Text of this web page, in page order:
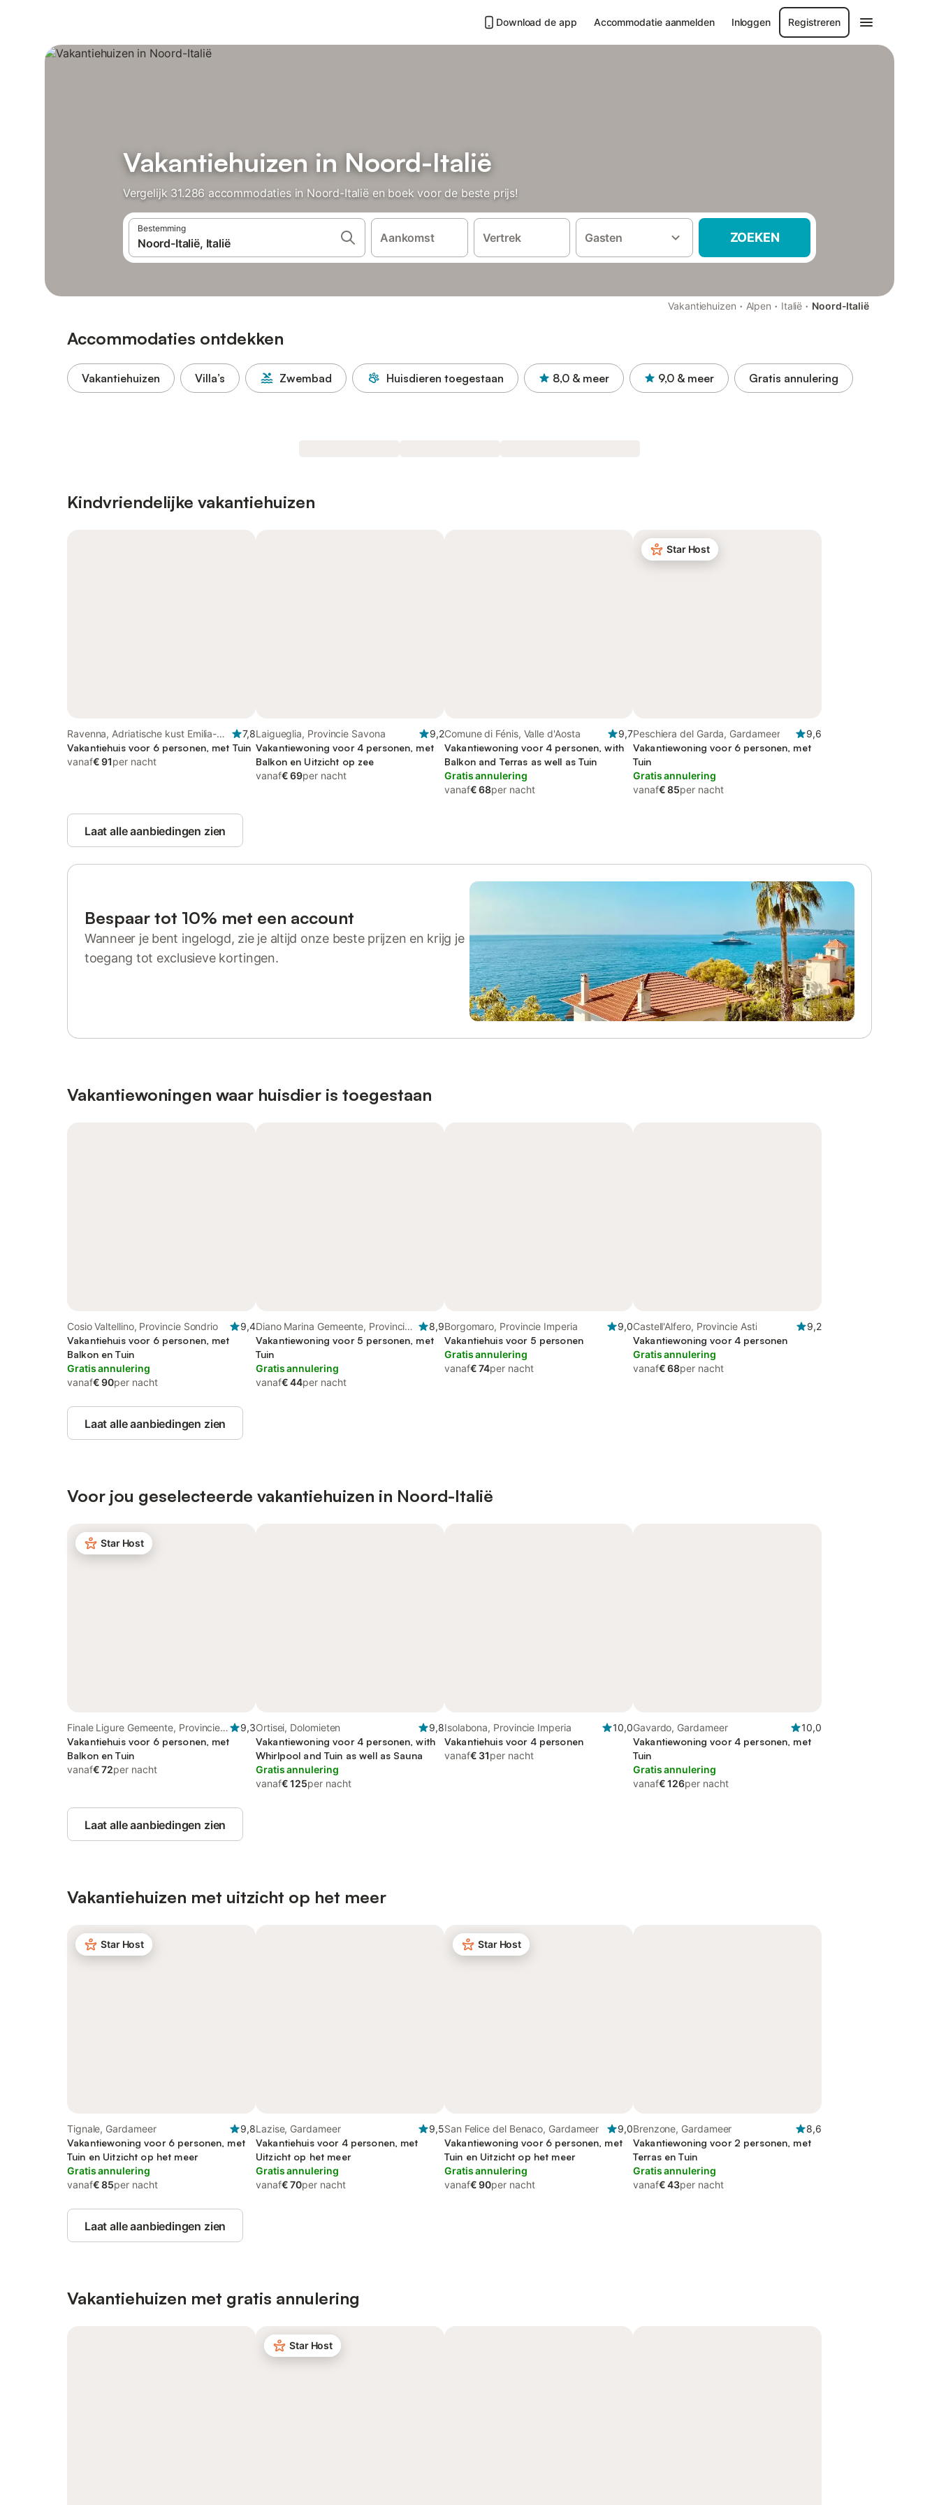
Download de app Accommodatie aanmelden Inloggen Registreren
Vakantiehuizen in Noord-Italië
Vergelijk 31.286 accommodaties in Noord-Italië en boek voor de beste prijs!
Bestemming
Aankomst Vertrek Gasten ZOEKEN
Vakantiehuizen · Alpen · Italië · Noord-Italië
Accommodaties ontdekken
Vakantiehuizen Villa’s Zwembad Huisdieren toegestaan 8,0 & meer 9,0 & meer Gratis annulering
Kindvriendelijke vakantiehuizen
Ravenna, Adriatische kust Emilia-
Romagna
7,8
Vakantiehuis voor 6 personen, met Tuin
vanaf€ 91per nacht
Laigueglia, Provincie Savona
9,2
Vakantiewoning voor 4 personen, met
Balkon en Uitzicht op zee
vanaf€ 69per nacht
Comune di Fénis, Valle d'Aosta
9,7
Vakantiewoning voor 4 personen, with
Balkon and Terras as well as Tuin
Gratis annulering
vanaf€ 68per nacht
Star Host
Peschiera del Garda, Gardameer
9,6
Vakantiewoning voor 6 personen, met
Tuin
Gratis annulering
vanaf€ 85per nacht
Laat alle aanbiedingen zien
Bespaar tot 10% met een account
Wanneer je bent ingelogd, zie je altijd onze beste prijzen en krijg je
toegang tot exclusieve kortingen.
Vakantiewoningen waar huisdier is toegestaan
Cosio Valtellino, Provincie Sondrio
9,4
Vakantiehuis voor 6 personen, met
Balkon en Tuin
Gratis annulering
vanaf€ 90per nacht
Diano Marina Gemeente, Provincie
Imperia
8,9
Vakantiewoning voor 5 personen, met
Tuin
Gratis annulering
vanaf€ 44per nacht
Borgomaro, Provincie Imperia
9,0
Vakantiehuis voor 5 personen
Gratis annulering
vanaf€ 74per nacht
Castell'Alfero, Provincie Asti
9,2
Vakantiewoning voor 4 personen
Gratis annulering
vanaf€ 68per nacht
Laat alle aanbiedingen zien
Voor jou geselecteerde vakantiehuizen in Noord-Italië
Star Host
Finale Ligure Gemeente, Provincie
Savona
9,3
Vakantiehuis voor 6 personen, met
Balkon en Tuin
vanaf€ 72per nacht
Ortisei, Dolomieten
9,8
Vakantiewoning voor 4 personen, with
Whirlpool and Tuin as well as Sauna
Gratis annulering
vanaf€ 125per nacht
Isolabona, Provincie Imperia
10,0
Vakantiehuis voor 4 personen
vanaf€ 31per nacht
Gavardo, Gardameer
10,0
Vakantiewoning voor 4 personen, met
Tuin
Gratis annulering
vanaf€ 126per nacht
Laat alle aanbiedingen zien
Vakantiehuizen met uitzicht op het meer
Star Host
Tignale, Gardameer
9,8
Vakantiewoning voor 6 personen, met
Tuin en Uitzicht op het meer
Gratis annulering
vanaf€ 85per nacht
Lazise, Gardameer
9,5
Vakantiehuis voor 4 personen, met
Uitzicht op het meer
Gratis annulering
vanaf€ 70per nacht
Star Host
San Felice del Benaco, Gardameer
9,0
Vakantiewoning voor 6 personen, met
Tuin en Uitzicht op het meer
Gratis annulering
vanaf€ 90per nacht
Brenzone, Gardameer
8,6
Vakantiewoning voor 2 personen, met
Terras en Tuin
Gratis annulering
vanaf€ 43per nacht
Laat alle aanbiedingen zien
Vakantiehuizen met gratis annulering
Star Host